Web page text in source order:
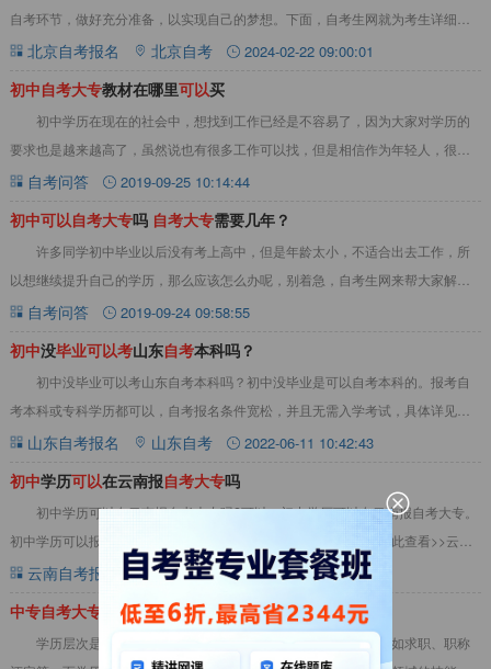
自考环节，做好充分准备，以实现自己的梦想。下面，自考生网就为考生详细介
绍北京初中学历考生可以报考哪些自考专业。北京
北京自考报名 北京自考 2024-02-22 09:00:01
初中自考大专教材在哪里可以买
初中学历在现在的社会中，想找到工作已经是不容易了，因为大家对学历的
要求也是越来越高了，虽然说也有很多工作可以找，但是相信作为年轻人，很多
人还是想要提高自己的学历，所以这就有很多初中
自考问答 2019-09-25 10:14:44
初中可以自考大专吗 自考大专需要几年？
许多同学初中毕业以后没有考上高中，但是年龄太小，不适合出去工作，所
以想继续提升自己的学历，那么应该怎么办呢，别着急，自考生网来帮大家解决
问题，下面是小编为大家整理的初中可以自考大专
自考问答 2019-09-24 09:58:55
初中没毕业可以考山东自考本科吗？
初中没毕业可以考山东自考本科吗？初中没毕业是可以自考本科的。报考自
考本科或专科学历都可以，自考报名条件宽松，并且无需入学考试，具体详见下
文。一、初中没毕业可以考山东自考本科吗？初中
山东自考报名 山东自考 2022-06-11 10:42:43
初中学历可以在云南报自考大专吗
初中学历可以在云南报自考大专吗?可以，初中学历可以在云南报自考大专‌。
初中学历可以报考成人自考大专，没有学历要求‌。详情见下文：点此查看>>云南
自考教材真题资料大全初中学历可以在云
云南自考报名 云南自考 2025-02-13 09:00:00
中专自考大专 几年可以毕业？
学历层次是职业发展的重要条件，本科以下的学历限制较多，如求职、职称